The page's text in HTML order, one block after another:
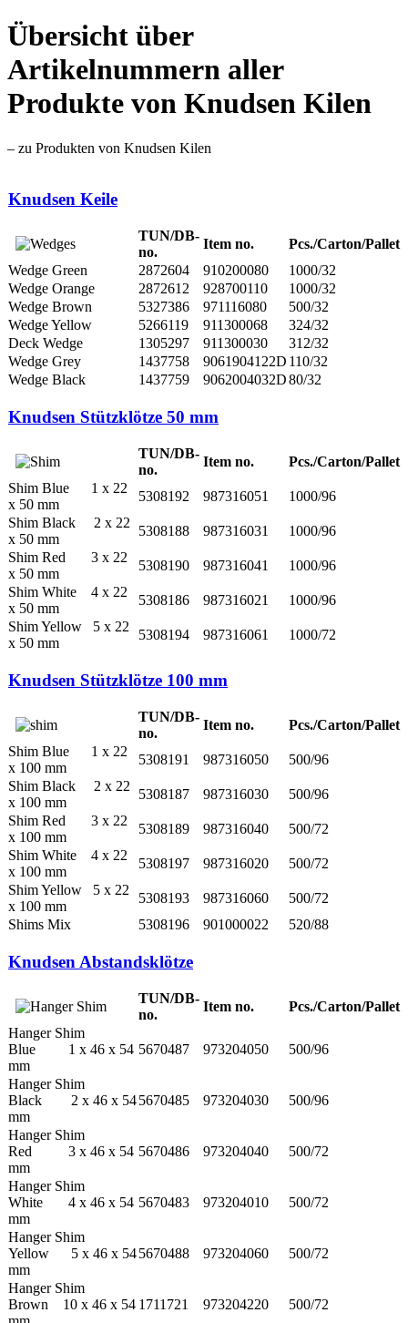
Übersicht über
Artikelnummern aller
Produkte von Knudsen Kilen
– zu Produkten von Knudsen Kilen
Knudsen Keile
TUN/DB-
no.
Item no.
Pcs./Carton/Pallet
Wedge Green
2872604 910200080
1000/32
Wedge Orange
2872612 928700110
1000/32
Wedge Brown
5327386 971116080
500/32
Wedge Yellow
5266119 911300068
324/32
Deck Wedge
1305297 911300030
312/32
Wedge Grey
1437758 9061904122D 110/32
Wedge Black
1437759 9062004032D80/32
Knudsen Stützklötze 50 mm
TUN/DB-
no.
Item no.
Pcs./Carton/Pallet
Shim Blue 1 x 22
x 50 mm
5308192 987316051
1000/96
Shim Black 2 x 22
x 50 mm
5308188 987316031
1000/96
Shim Red 3 x 22
x 50 mm
5308190 987316041
1000/96
Shim White 4 x 22
x 50 mm
5308186 987316021
1000/96
Shim Yellow 5 x 22
x 50 mm
5308194 987316061 1000/72
Knudsen Stützklötze 100 mm
TUN/DB-
no.
Item no.
Pcs./Carton/Pallet
Shim Blue 1 x 22
x 100 mm
5308191 987316050
500/96
Shim Black 2 x 22
x 100 mm
5308187 987316030
500/96
Shim Red 3 x 22
x 100 mm
5308189 987316040
500/72
Shim White 4 x 22
x 100 mm
5308197 987316020
500/72
Shim Yellow 5 x 22
x 100 mm
5308193 987316060
500/72
Shims Mix
5308196 901000022 520/88
Knudsen Abstandsklötze
TUN/DB-
no.
Item no.
Pcs./Carton/Pallet
Hanger Shim
Blue 1 x 46 x 54
mm
5670487 973204050 500/96
Hanger Shim
Black 2 x 46 x 54
mm
5670485 973204030 500/96
Hanger Shim
Red 3 x 46 x 54
mm
5670486 973204040 500/72
Hanger Shim
White 4 x 46 x 54
mm
5670483 973204010 500/72
Hanger Shim
Yellow 5 x 46 x 54
mm
5670488 973204060 500/72
Hanger Shim
Brown 10 x 46 x 54 1711721 973204220 500/72